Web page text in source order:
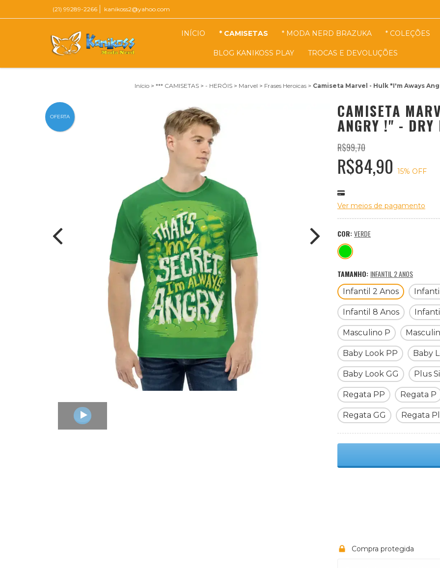
(21) 99289-2266 kanikoss2@yahoo.com
INÍCIO * CAMISETAS * MODA NERD BRAZUKA * COLEÇÕES
BLOG KANIKOSS PLAY TROCAS E DEVOLUÇÕES
Início > *** CAMISETAS > - HERÓIS > Marvel > Frases Heroicas > Camiseta Marvel - Hulk "I'm Aways
OFERTA CAMISETA
ANGRY !" - DRY
R$99,70
R$84,90 15% OFF
Ver meios de pagamento
COR:VERDE
TAMANHO: INFANTIL 2 ANOS
Infantil 2 Anos
Infantil 8 Anos
Masculino P
Baby Look PP Baby
Baby Look GG Plus
Regata PP Regata P
Regata GG Regata
Compra protegida